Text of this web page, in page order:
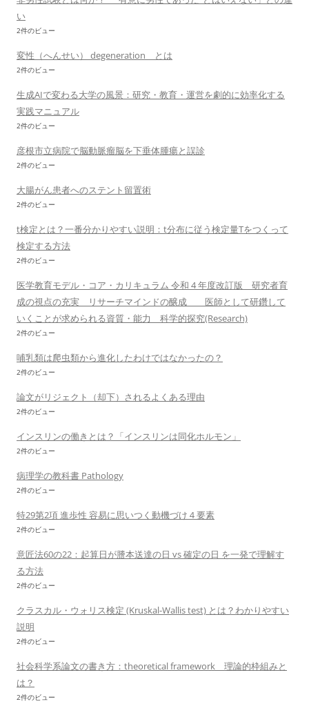
い
2件のビュー
変性（へんせい） degeneration とは
2件のビュー
生成AIで変わる大学の風景：研究・教育・運営を劇的に効率化する
実践マニュアル
2件のビュー
彦根市立病院で脳動脈瘤脳を下垂体腫瘍と誤診
2件のビュー
大腸がん患者へのステント留置術
2件のビュー
t検定とは？一番分かりやすい説明：t分布に従う検定量Tをつくって
検定する方法
2件のビュー
医学教育モデル・コア・カリキュラム 令和 4 年度改訂版 研究者育
成の視点の充実 リサーチマインドの醸成 医師として研鑽して
いくことが求められる資質・能力 科学的探究(Research)
2件のビュー
哺乳類は爬虫類から進化したわけではなかったの？
2件のビュー
論文がリジェクト（却下）されるよくある理由
2件のビュー
インスリンの働きとは？「インスリンは同化ホルモン」
2件のビュー
病理学の教科書 Pathology
2件のビュー
特29第2項 進歩性 容易に思いつく動機づけ４要素
2件のビュー
意匠法60の22：起算日が謄本送達の日 vs 確定の日 を一発で理解す
る方法
2件のビュー
クラスカル・ウォリス検定 (Kruskal-Wallis test) とは？わかりやすい
説明
2件のビュー
社会科学系論文の書き方：theoretical framework 理論的枠組みと
は？
2件のビュー